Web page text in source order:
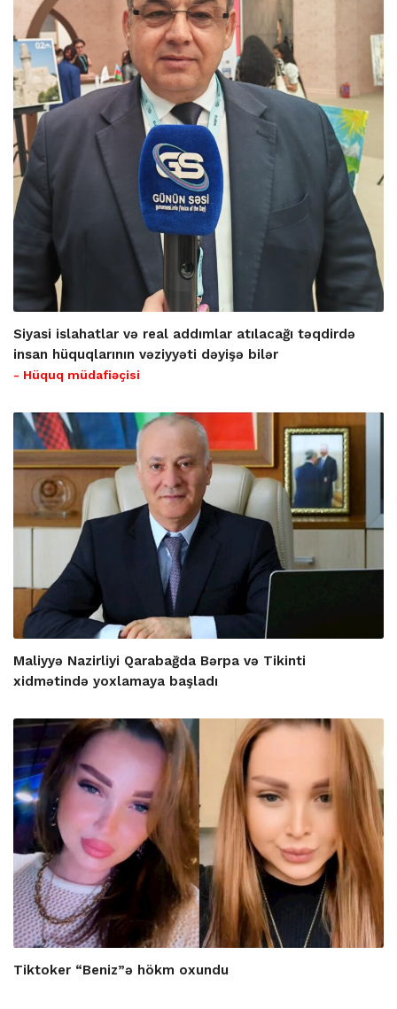
Siyasi islahatlar və real addımlar atılacağı təqdirdə
insan hüquqlarının vəziyyəti dəyişə bilər
- Hüquq müdafiəçisi
Maliyyə Nazirliyi Qarabağda Bərpa və Tikinti
xidmətində yoxlamaya başladı
Tiktoker “Beniz”ə hökm oxundu